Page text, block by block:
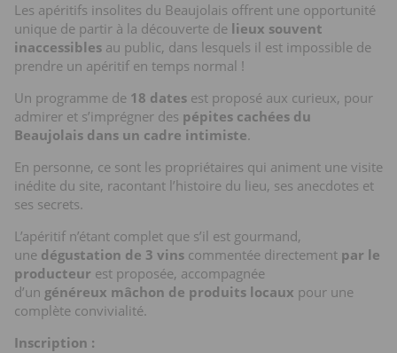
Les apéritifs insolites du Beaujolais offrent une opportunité
unique de partir à la découverte de lieux souvent
inaccessibles au public, dans lesquels il est impossible de
prendre un apéritif en temps normal !
Un programme de 18 dates est proposé aux curieux, pour
admirer et s’imprégner des pépites cachées du
Beaujolais dans un cadre intimiste.
En personne, ce sont les propriétaires qui animent une visite
inédite du site, racontant l’histoire du lieu, ses anecdotes et
ses secrets.
L’apéritif n’étant complet que s’il est gourmand,
une dégustation de 3 vins commentée directement par le
producteur est proposée, accompagnée
d’un généreux mâchon de produits locaux pour une
complète convivialité.
Inscription :